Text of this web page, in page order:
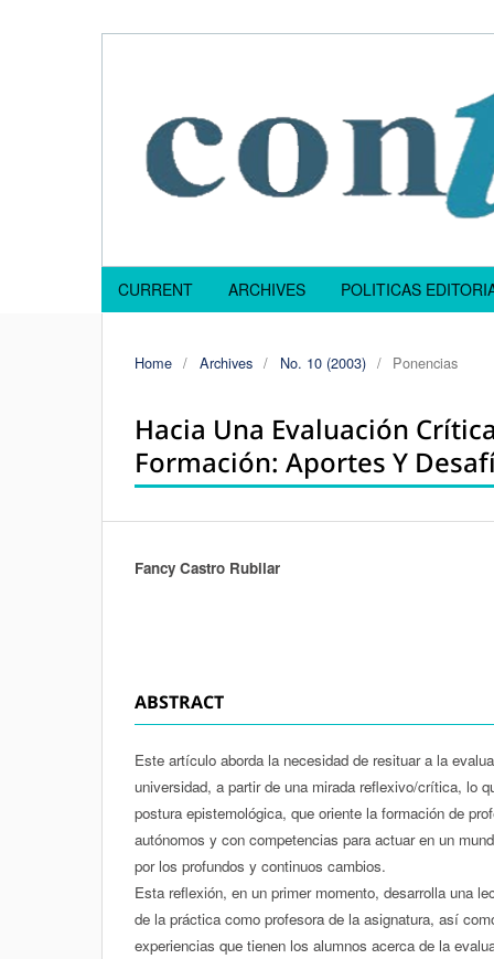
CURRENT ARCHIVES POLITICAS
Home / Archives / No. 10 (2003) / Ponencias
Hacia Una Evaluación
Formación: Aportes Y
Authors
Fancy Castro Rubilar
ABSTRACT
Este artículo aborda la necesidad de resituar a la
universidad, a partir de una mirada reflexivo/crítica, lo
postura epistemológica, que oriente la formación de
autónomos y con competencias para actuar en un
por los profundos y continuos cambios.
Esta reflexión, en un primer momento, desarrolla una
de la práctica como profesora de la asignatura, así
experiencias que tienen los alumnos acerca de la